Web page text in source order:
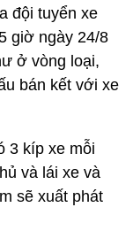
đội tuyển xe
giờ ngày 24/8
ở vòng loại,
bán kết với xe
3 kíp xe mỗi
và lái xe và
sẽ xuất phát